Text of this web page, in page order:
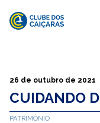
Caiçaras
26 de outubro de 2021
CUIDANDO
PATRIMÔNIO